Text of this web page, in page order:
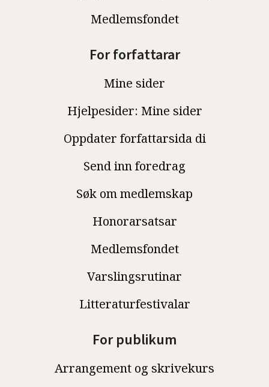
Medlemsfondet
For forfattarar
Mine sider
Hjelpesider: Mine sider
Oppdater forfattarsida di
Send inn foredrag
Søk om medlemskap
Honorarsatsar
Medlemsfondet
Varslingsrutinar
Litteraturfestivalar
For publikum
Arrangement og skrivekurs